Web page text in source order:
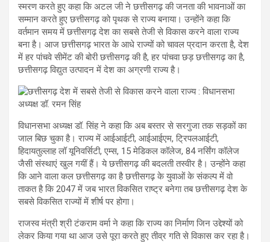
स्मरण करते हुए कहा कि अटल जी ने छत्तीसगढ़ की जनता की भावनाओं का
सम्मान करते हुए छत्तीसगढ़ को पृथक से राज्य बनाया। उन्होंने कहा कि
वर्तमान समय में छत्तीसगढ़ देश का सबसे तेजी से विकास करने वाला राज्य
बना है। आज छत्तीसगढ़ भारत के आधे राज्यों को चावल प्रदान करता है, देश
में हर पांचवे सीमेंट की बोरी छत्तीसगढ़ की है, हर पांचवा छड़ छत्तीसगढ़ का है,
छत्तीसगढ़ विद्युत उत्पादन में देश का अग्रणी राज्य है।
विधानसभा अध्यक्ष डॉ. सिंह ने कहा कि अब बस्तर से सरगुजा तक सड़कों का
जाल बिछ चुका है। राज्य में आईआईटी, आईआईएम, ट्रिपलआईटी,
हिदायतुल्लाह लॉ यूनिवर्सिटी, एम्स, 15 मेडिकल कॉलेज, 84 नर्सिंग कॉलेज
जैसी संस्थाएं खुल गयीं हैं। ये छत्तीसगढ़ की बदलती तस्वीर है। उन्होंने कहा
कि आने वाला कल छत्तीसगढ़ का है छत्तीसगढ़ के युवाओं के संकल्प में वो
ताकत है कि 2047 में जब भारत विकसित राष्ट्र बनेगा तब छत्तीसगढ़ देश के
सबसे विकसित राज्यों में शीर्ष पर होगा।
राजस्व मंत्री श्री टंकराम वर्मा ने कहा कि राज्य का निर्माण जिन उद्देश्यों को
लेकर किया गया था आज उसे पूरा करते हुए तीव्र गति से विकास कर रहा है।